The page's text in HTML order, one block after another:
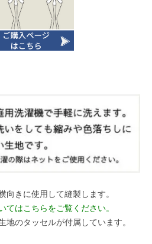
きに使用して縫製します。
はこちらをご覧ください。
地のタッセルが付属しています。